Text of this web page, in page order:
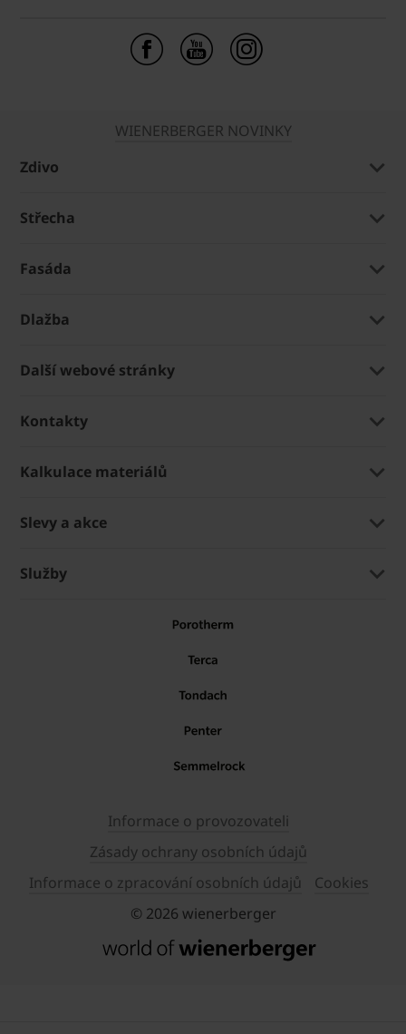
WIENERBERGER NOVINKY
Zdivo
Střecha
Fasáda
Dlažba
Další webové stránky
Kontakty
Kalkulace materiálů
Slevy a akce
Služby
Informace o provozovateli
Zásady ochrany osobních údajů
Informace o zpracování osobních údajů
Cookies
© 2026 wienerberger